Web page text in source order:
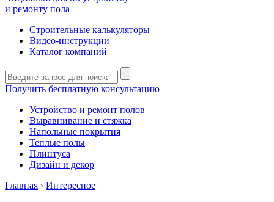
и ремонту пола
Строительные калькуляторы
Видео-инструкции
Каталог компаний
Получить бесплатную консультацию
Устройство и ремонт полов
Выравнивание и стяжка
Напольные покрытия
Теплые полы
Плинтуса
Дизайн и декор
Главная › Интересное